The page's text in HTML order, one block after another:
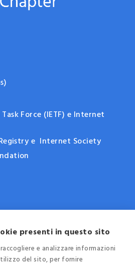
Force (IETF) e Internet
e Internet Society
e documenti
presenti in questo sito
e analizzare informazioni
del sito, per fornire